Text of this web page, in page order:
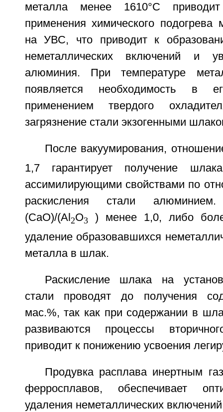
металла менее 1610°С
применения химического подогрева
на УВС, что приводит к
неметаллических включений и
алюминия. При температуре
появляется необходимость в
применением твердого
загрязнение стали экзогенными
После вакуумирования,
1,7 гарантирует получение
ассимилирующими свойствами по
раскисления стали
(CaO)/(Al 2O3 ) менее 1,0, либо
удаление образовавшихся
металла в шлак.
Раскисление шлака на
стали проводят до получения
мас.%, так как при содержании в
развиваются процессы
приводит к понижению усвоения
Продувка расплава инертным
ферросплавов, обеспечивает
удаления неметаллических